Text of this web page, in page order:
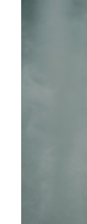
tersebut
Peserta
tidak
Akar
yang
Seakan hal
tugas